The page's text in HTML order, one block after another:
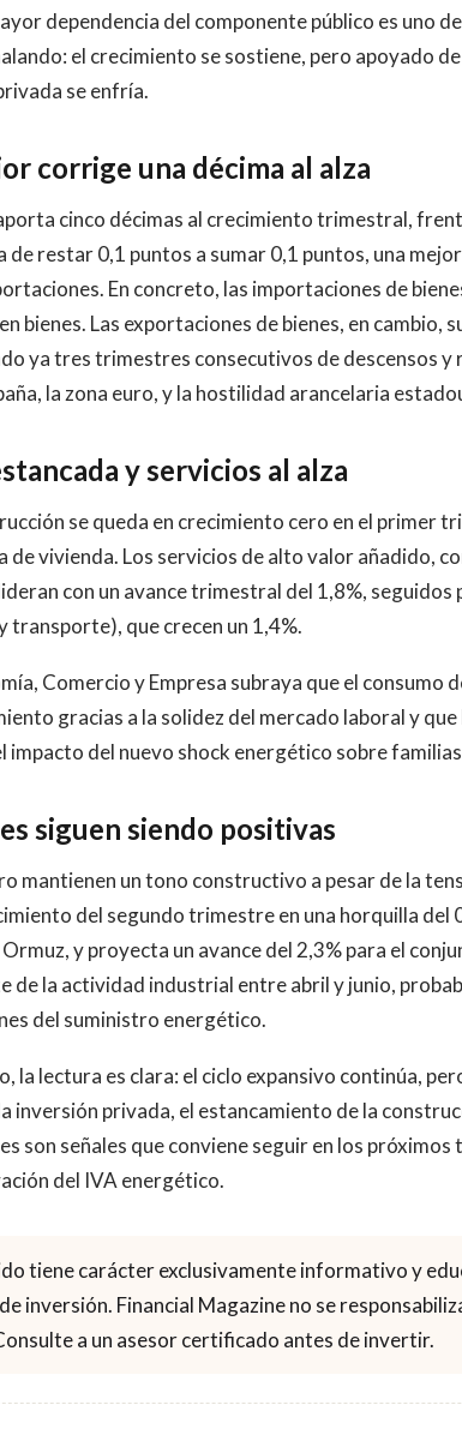
dependencia del componente público es uno
el crecimiento se sostiene, pero apoyado
se enfría.
corrige una décima al alza
cinco décimas al crecimiento trimestral,
de restar 0,1 puntos a sumar 0,1 puntos, una
En concreto, las importaciones de
bienes. Las exportaciones de bienes, en cambio,
ya tres trimestres consecutivos de descensos
la zona euro, y la hostilidad arancelaria
y servicios al alza
se queda en crecimiento cero en el primer
de vivienda. Los servicios de alto valor añadido,
con un avance trimestral del 1,8%,
transporte), que crecen un 1,4%.
Comercio y Empresa subraya que el consumo
gracias a la solidez del mercado laboral y
impacto del nuevo shock energético sobre
siguen siendo positivas
mantienen un tono constructivo a pesar de la
del segundo trimestre en una horquilla del
y proyecta un avance del 2,3% para el
de la actividad industrial entre abril y junio,
del suministro energético.
la lectura es clara: el ciclo expansivo continúa,
inversión privada, el estancamiento de la
son señales que conviene seguir en los
del IVA energético.
tiene carácter exclusivamente informativo y
inversión. Financial Magazine no se
a un asesor certificado antes de invertir.